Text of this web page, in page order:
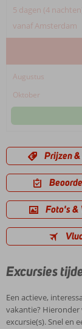
5 dagen (4
vanaf Amsterdam
Augustus
Oktober
Prijzen
Foto's &
Excursies
Een actieve,
vakantie? Hieronder
excursie(s). Snel en